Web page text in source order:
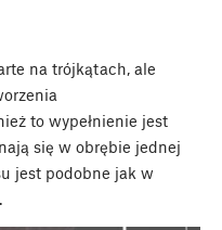
na trójkątach, ale
to wypełnienie jest
się w obrębie jednej
jest podobne jak w